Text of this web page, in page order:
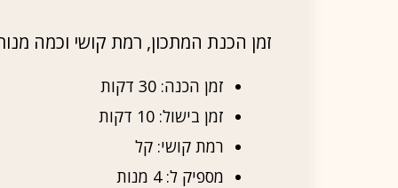
זמן הכנת המתכון, רמת קושי וכמה
זמן הכנה: 30 דקות
זמן בישול: 10 דקות
רמת קושי: קל
מספיק ל: 4 מנות